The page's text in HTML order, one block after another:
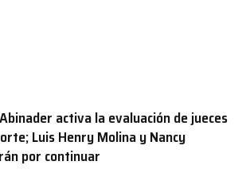
activa la evaluación de jueces
Luis Henry Molina y Nancy
por continuar